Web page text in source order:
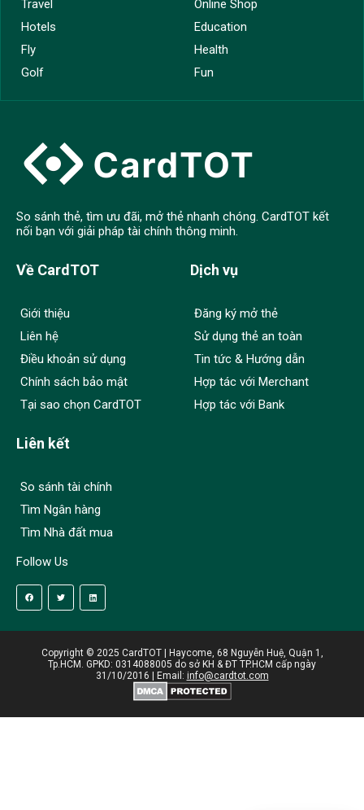
Travel
Hotels
Fly
Golf
Online Shop
Education
Health
Fun
So sánh thẻ, tìm ưu đãi, mở thẻ nhanh chóng. CardTOT kết
nối bạn với giải pháp tài chính thông minh.
Về CardTOT
Giới thiệu
Liên hệ
Điều khoản sử dụng
Chính sách bảo mật
Tại sao chọn CardTOT
Dịch vụ
Đăng ký mở thẻ
Sử dụng thẻ an toàn
Tin tức & Hướng dẫn
Hợp tác với Merchant
Hợp tác với Bank
Liên kết
So sánh tài chính
Tìm Ngân hàng
Tìm Nhà đất mua
Follow Us
Copyright © 2025 CardTOT | Haycome, 68 Nguyễn Huệ, Quận 1,
Tp.HCM. GPKD: 0314088005 do sở KH & ĐT TP.HCM cấp ngày
31/10/2016 | Email: info@cardtot.com